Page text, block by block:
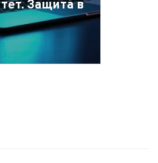
Защита в